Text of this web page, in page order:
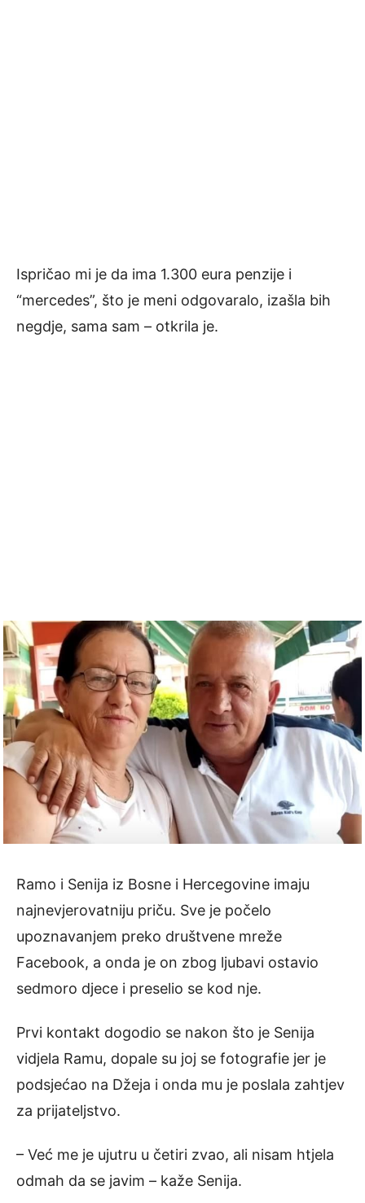
Ispričao mi je da ima 1.300 eura penzije i
“mercedes”, što je meni odgovaralo, izašla bih
negdje, sama sam – otkrila je.
Ramo i Senija iz Bosne i Hercegovine imaju
najnevjerovatniju priču. Sve je počelo
upoznavanjem preko društvene mreže
Facebook, a onda je on zbog ljubavi ostavio
sedmoro djece i preselio se kod nje.
Prvi kontakt dogodio se nakon što je Senija
vidjela Ramu, dopale su joj se fotografie jer je
podsjećao na Džeja i onda mu je poslala zahtjev
za prijateljstvo.
– Već me je ujutru u četiri zvao, ali nisam htjela
odmah da se javim – kaže Senija.